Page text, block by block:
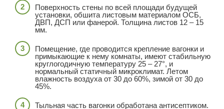
Поверхность стены по всей площади будущей
установки, обшита листовым материалом ОСБ,
ДВП, ДСП или фанерой. Толщина листов 12 – 15
мм.
Помещение, где проводится крепление вагонки и
примыкающие к нему комнаты, имеют стабильную
круглогодичную температуру 25 – 27°, и
нормальный статичный микроклимат. Летом
влажность воздуха от 30 до 60%, зимой от 30 до
45%.
Тыльная часть вагонки обработана антисептиком.